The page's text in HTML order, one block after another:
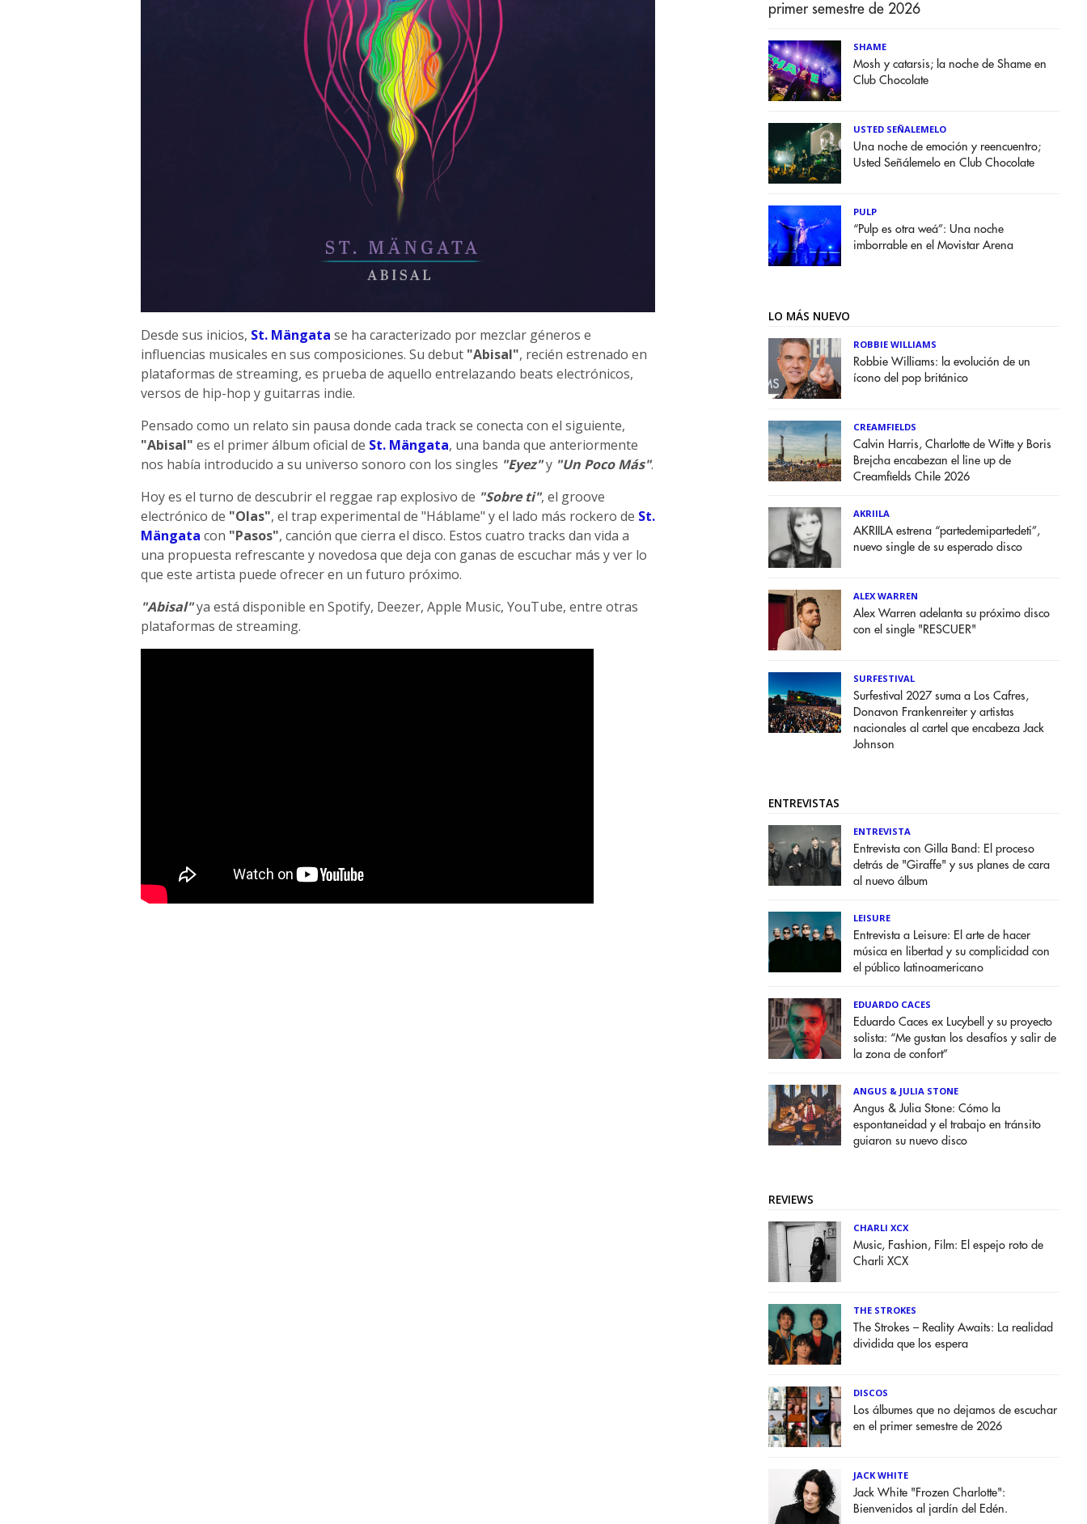
Desde sus inicios, St. Mängata se ha caracterizado por mezclar géneros e
influencias musicales en sus composiciones. Su debut "Abisal", recién estrenado en
plataformas de streaming, es prueba de aquello entrelazando beats electrónicos,
versos de hip-hop y guitarras indie.
Pensado como un relato sin pausa donde cada track se conecta con el siguiente,
"Abisal" es el primer álbum oficial de St. Mängata, una banda que anteriormente
nos había introducido a su universo sonoro con los singles "Eyez"y "Un Poco Más".
Hoy es el turno de descubrir el reggae rap explosivo de "Sobre ti", el groove
electrónico de "Olas", el trap experimental de "Háblame" y el lado más rockero de St.
Mängata con "Pasos", canción que cierra el disco. Estos cuatro tracks dan vida a
una propuesta refrescante y novedosa que deja con ganas de escuchar más y ver lo
que este artista puede ofrecer en un futuro próximo.
"Abisal"ya está disponible en Spotify, Deezer, Apple Music, YouTube, entre otras
plataformas de streaming.
primer semestre de 2026
SHAME
Mosh y catarsis; la noche de Shame en
Club Chocolate
USTED SEÑALEMELO
Una noche de emoción y reencuentro;
Usted Señálemelo en Club Chocolate
PULP
“Pulp es otra weá”: Una noche
imborrable en el Movistar Arena
LO MÁS NUEVO
ROBBIE WILLIAMS
Robbie Williams: la evolución de un
ícono del pop británico
CREAMFIELDS
Calvin Harris, Charlotte de Witte y Boris
Brejcha encabezan el line up de
Creamfields Chile 2026
AKRIILA
AKRIILA estrena “partedemipartedeti”,
nuevo single de su esperado disco
ALEX WARREN
Alex Warren adelanta su próximo disco
con el single "RESCUER"
SURFESTIVAL
Surfestival 2027 suma a Los Cafres,
Donavon Frankenreiter y artistas
nacionales al cartel que encabeza Jack
Johnson
ENTREVISTAS
ENTREVISTA
Entrevista con Gilla Band: El proceso
detrás de "Giraffe" y sus planes de cara
al nuevo álbum
LEISURE
Entrevista a Leisure: El arte de hacer
música en libertad y su complicidad con
el público latinoamericano
EDUARDO CACES
Eduardo Caces ex Lucybell y su proyecto
solista: “Me gustan los desafíos y salir de
la zona de confort”
ANGUS & JULIA STONE
Angus & Julia Stone: Cómo la
espontaneidad y el trabajo en tránsito
guiaron su nuevo disco
REVIEWS
CHARLI XCX
Music, Fashion, Film: El espejo roto de
Charli XCX
THE STROKES
The Strokes – Reality Awaits: La realidad
dividida que los espera
DISCOS
Los álbumes que no dejamos de escuchar
en el primer semestre de 2026
JACK WHITE
Jack White "Frozen Charlotte":
Bienvenidos al jardín del Edén.